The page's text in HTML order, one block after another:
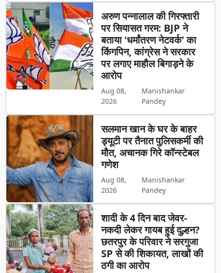
अरुण पन्नालाल की गिरफ्तारी
पर सियासत गरम: BJP ने
बताया 'धर्मांतरण नेटवर्क' का
किंगपिन, कांग्रेस ने सरकार
पर लगाए माहौल बिगाड़ने के
आरोप
Aug 08,
2026
Manishankar
Pandey
सलमान खान के घर के बाहर
ड्यूटी पर तैनात पुलिसकर्मी की
मौत, अचानक गिरे कॉन्स्टेबल
गणेश
Aug 08,
2026
Manishankar
Pandey
शादी के 4 दिन बाद जेवर-
नकदी लेकर गायब हुई दुल्हन?
छतरपुर के परिवार ने सरगुजा
SP से की शिकायत, लाखों की
ठगी का आरोप